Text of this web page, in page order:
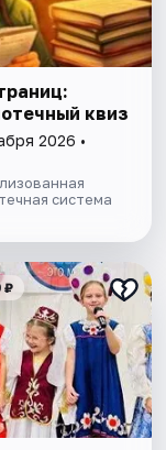
квиз
2026 •
система
₽